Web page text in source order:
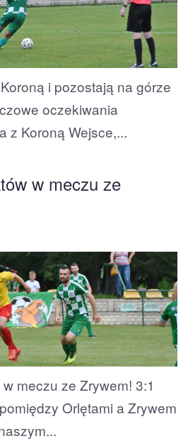
i pozostają na górze
oczekiwania
z Koroną Wejsce,...
w meczu ze
meczu ze Zrywem! 3:1
Orlętami a Zrywem